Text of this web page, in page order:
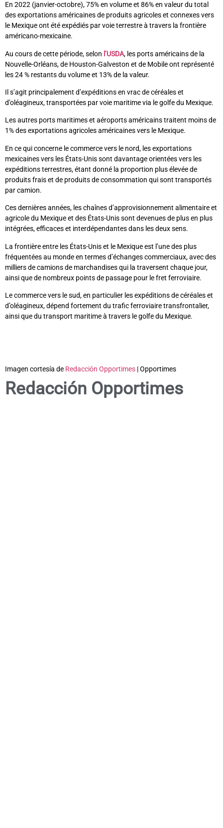
En 2022 (janvier-octobre), 75% en volume et 86% en valeur du total
des exportations américaines de produits agricoles et connexes vers
le Mexique ont été expédiés par voie terrestre à travers la frontière
américano-mexicaine.
Au cours de cette période, selon l’USDA, les ports américains de la
Nouvelle-Orléans, de Houston-Galveston et de Mobile ont représenté
les 24 % restants du volume et 13% de la valeur.
Il s’agit principalement d’expéditions en vrac de céréales et
d’oléagineux, transportées par voie maritime via le golfe du Mexique.
Les autres ports maritimes et aéroports américains traitent moins de
1% des exportations agricoles américaines vers le Mexique.
En ce qui concerne le commerce vers le nord, les exportations
mexicaines vers les États-Unis sont davantage orientées vers les
expéditions terrestres, étant donné la proportion plus élevée de
produits frais et de produits de consommation qui sont transportés
par camion.
Ces dernières années, les chaînes d’approvisionnement alimentaire et
agricole du Mexique et des États-Unis sont devenues de plus en plus
intégrées, efficaces et interdépendantes dans les deux sens.
La frontière entre les États-Unis et le Mexique est l’une des plus
fréquentées au monde en termes d’échanges commerciaux, avec des
milliers de camions de marchandises qui la traversent chaque jour,
ainsi que de nombreux points de passage pour le fret ferroviaire.
Le commerce vers le sud, en particulier les expéditions de céréales et
d’oléagineux, dépend fortement du trafic ferroviaire transfrontalier,
ainsi que du transport maritime à travers le golfe du Mexique.
Imagen cortesía de Redacción Opportimes | Opportimes
Redacción Opportimes